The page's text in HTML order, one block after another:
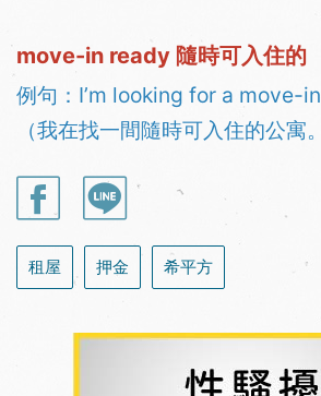
move-in ready 隨時可入住的
例句：I’m looking for a move-
（我在找一間隨時可入住的公寓。
租屋 押金 希平方